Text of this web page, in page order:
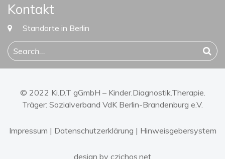
Kontakt
Standorte in Berlin
© 2022 Ki.D.T gGmbH – Kinder.Diagnostik.Therapie.
Träger: Sozialverband VdK Berlin-Brandenburg e.V.
Impressum | Datenschutzerklärung | Hinweisgebersystem
design by czichos.net